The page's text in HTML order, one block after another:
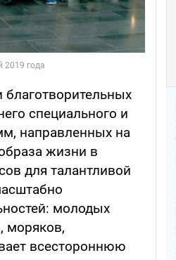
благотворительных
специального и
направленных на
жизни в
для талантливой
молодых
моряков,
всестороннюю